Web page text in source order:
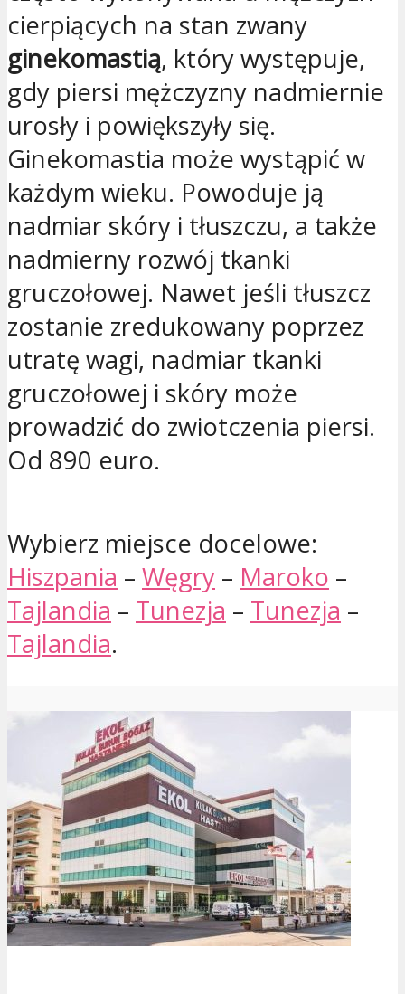
cierpiących na stan zwany
ginekomastią, który występuje,
gdy piersi mężczyzny nadmiernie
urosły i powiększyły się.
Ginekomastia może wystąpić w
każdym wieku. Powoduje ją
nadmiar skóry i tłuszczu, a także
nadmierny rozwój tkanki
gruczołowej. Nawet jeśli tłuszcz
zostanie zredukowany poprzez
utratę wagi, nadmiar tkanki
gruczołowej i skóry może
prowadzić do zwiotczenia piersi.
Od 890 euro.
Wybierz miejsce docelowe:
Hiszpania – Węgry – Maroko –
Tajlandia – Tunezja – Tunezja –
Tajlandia.